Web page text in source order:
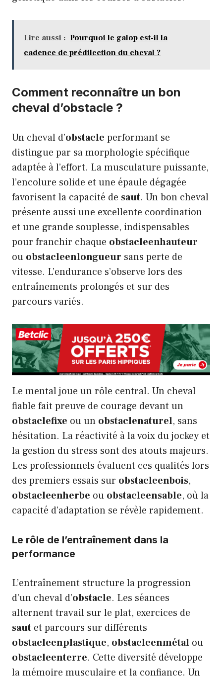
Lire aussi : Pourquoi le galop est-il la
cadence de prédilection du cheval ?
Comment reconnaître un bon
cheval d’obstacle ?
Un cheval d’obstacle performant se
distingue par sa morphologie spécifique
adaptée à l’effort. La musculature puissante,
l’encolure solide et une épaule dégagée
favorisent la capacité de saut. Un bon cheval
présente aussi une excellente coordination
et une grande souplesse, indispensables
pour franchir chaque obstacleenhauteur
ou obstacleenlongueur sans perte de
vitesse. L’endurance s’observe lors des
entraînements prolongés et sur des
parcours variés.
Le mental joue un rôle central. Un cheval
fiable fait preuve de courage devant un
obstaclefixe ou un obstaclenaturel, sans
hésitation. La réactivité à la voix du jockey et
la gestion du stress sont des atouts majeurs.
Les professionnels évaluent ces qualités lors
des premiers essais sur obstacleenbois,
obstacleenherbe ou obstacleensable, où la
capacité d’adaptation se révèle rapidement.
Le rôle de l’entraînement dans la
performance
L’entraînement structure la progression
d’un cheval d’obstacle. Les séances
alternent travail sur le plat, exercices de
saut et parcours sur différents
obstacleenplastique, obstacleenmétal ou
obstacleenterre. Cette diversité développe
la mémoire musculaire et la confiance. Un